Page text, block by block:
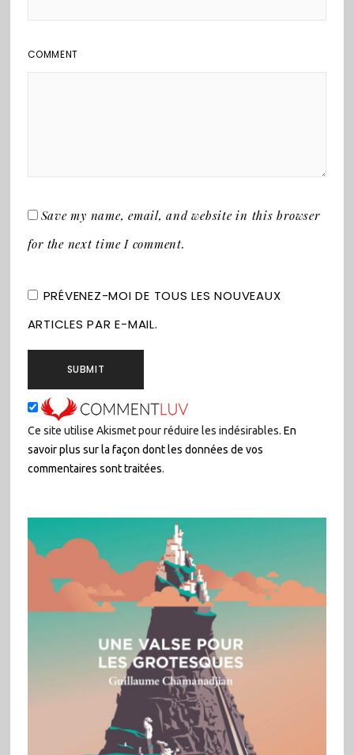
COMMENT
Save my name, email, and website in this browser
for the next time I comment.
PRÉVENEZ-MOI DE TOUS LES NOUVEAUX
ARTICLES PAR E-MAIL.
Ce site utilise Akismet pour réduire les indésirables. En
savoir plus sur la façon dont les données de vos
commentaires sont traitées.